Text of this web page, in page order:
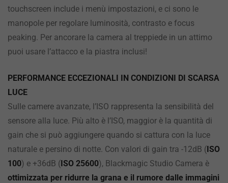
touchscreen include i menù impostazioni, e ci sono le
manopole per regolare luminosità, contrasto e focus
peaking. Per ancorare la camera al treppiede in un attimo
puoi usare l’attacco e la piastra inclusi!
PERFORMANCE ECCEZIONALI IN CONDIZIONI DI SCARSA
LUCE
Sulle camere avanzate, l’ISO rappresenta la sensibilità del
sensore alla luce. Più alto è l’ISO, maggior è la quantità di
gain che si può aggiungere quando si cattura con la luce
naturale e persino di notte. Con valori di gain tra -12dB (ISO
100) e +36dB (ISO 25600), Blackmagic Studio Camera è
ottimizzata per ridurre la grana e il rumore dalle immagini